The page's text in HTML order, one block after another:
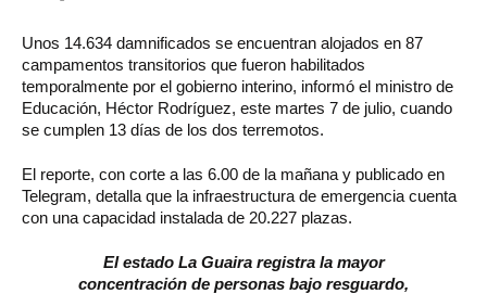
Unos 14.634 damnificados se encuentran alojados en 87
campamentos transitorios que fueron habilitados
temporalmente por el gobierno interino, informó el ministro de
Educación, Héctor Rodríguez, este martes 7 de julio, cuando
se cumplen 13 días de los dos terremotos.
El reporte, con corte a las 6.00 de la mañana y publicado en
Telegram, detalla que la infraestructura de emergencia cuenta
con una capacidad instalada de 20.227 plazas.
El estado La Guaira registra la mayor
concentración de personas bajo resguardo,